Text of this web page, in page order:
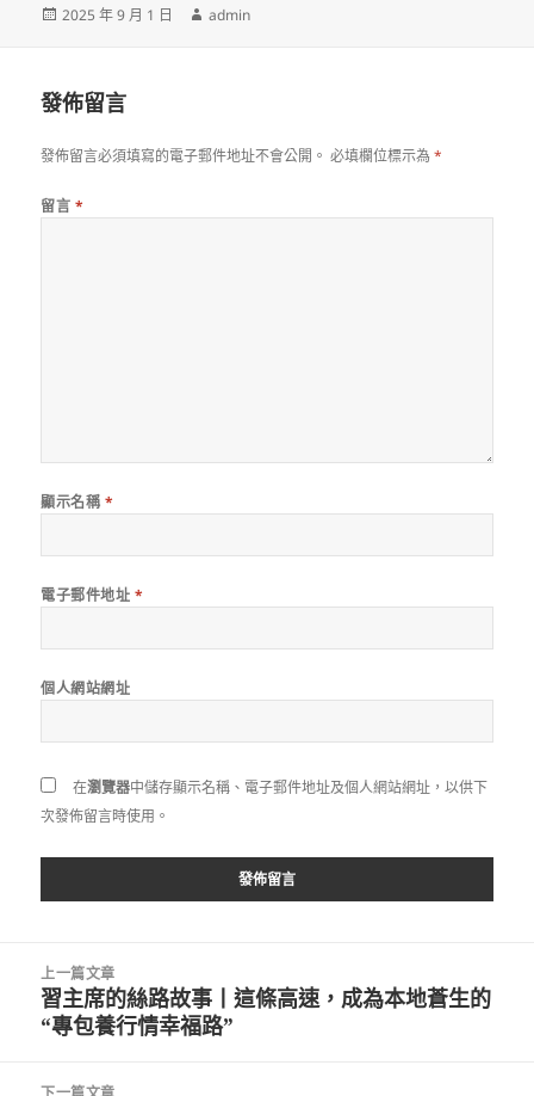
發
2025 年 9 月 1 日
作
admin
發佈留言
發佈留言必須填寫的電子郵件地址不會公開。 必填欄位標示為*
留言 *
顯示名稱 *
電子郵件地址 *
個人網站網址
在瀏覽器中儲存顯示名稱、電子郵件地址及個人網站網址，以供下
次發佈留言時使用。
上一篇文章
上
一
文
習主席的絲路故事丨這條高速，成為本地蒼生的
“專包養行情幸福路”